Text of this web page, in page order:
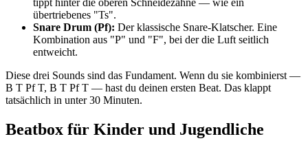
tippt hinter die oberen Schneidezähne — wie ein
übertriebenes "Ts".
Snare Drum (Pf): Der klassische Snare-Klatscher. Eine
Kombination aus "P" und "F", bei der die Luft seitlich
entweicht.
Diese drei Sounds sind das Fundament. Wenn du sie kombinierst —
B T Pf T, B T Pf T — hast du deinen ersten Beat. Das klappt
tatsächlich in unter 30 Minuten.
Beatbox für Kinder und Jugendliche